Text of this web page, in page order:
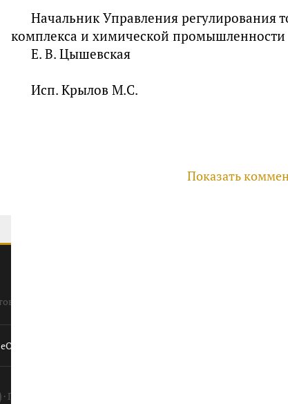
Начальник Управления регулирования
комплекса и химической промышленности
Е. В. Цышевская
Исп. Крылов М.С.
Показать
руководителей, инвесторов
О сайте
· При использовании материалов гиперссылка обязательна.